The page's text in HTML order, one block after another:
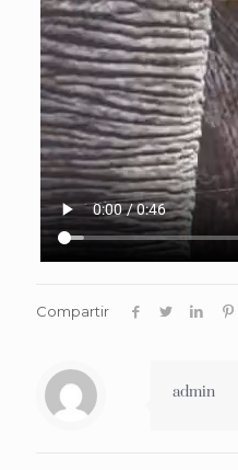
Compartir
admin